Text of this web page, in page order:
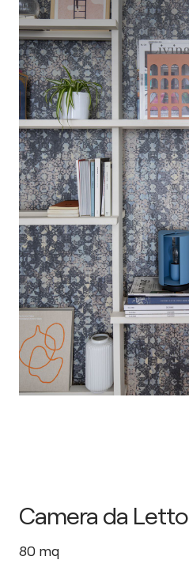
Camera da Letto
80 mq